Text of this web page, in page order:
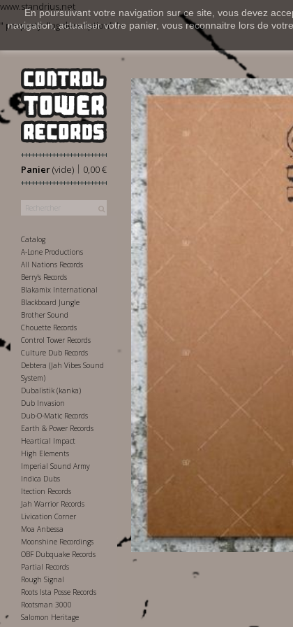
www.standrius.net
" property="og:description" />
En poursuivant votre navigation sur ce site, vous devez
navigation, actualiser votre panier, vous reconnaitre lors de
Panier 0,00 €
|
(vide)
Catalog
A-Lone Productions
All Nations Records
Berry's Records
Blakamix International
Blackboard Jungle
Brother Sound
Chouette Records
Control Tower Records
Culture Dub Records
Debtera (Jah Vibes Sound
System)
Dubalistik (kanka)
Dub Invasion
Dub-O-Matic Records
Earth & Power Records
Heartical Impact
High Elements
Imperial Sound Army
Indica Dubs
Itection Records
Jah Warrior Records
Livication Corner
Moa Anbessa
Moonshine Recordings
OBF Dubquake Records
Partial Records
Rough Signal
Roots Ista Posse Records
Rootsman 3000
Salomon Heritage